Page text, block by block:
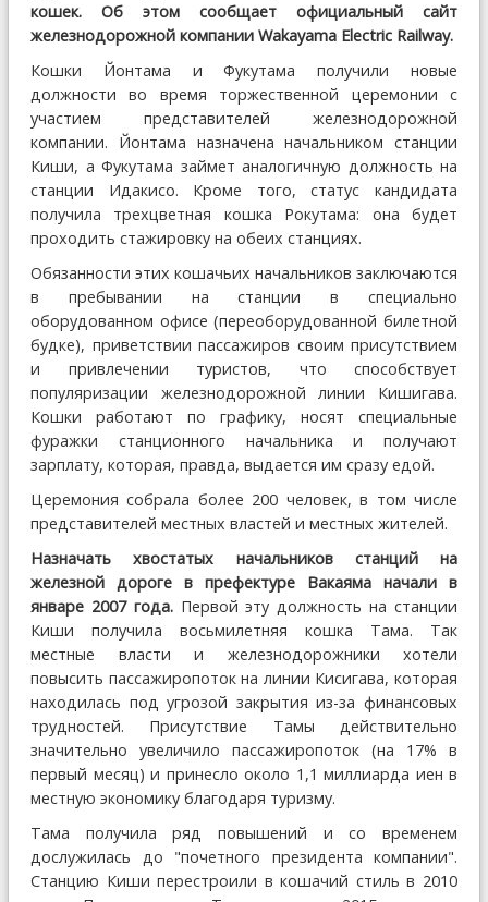
кошек. Об этом сообщает официальный сайт
железнодорожной компании Wakayama Electric Railway.
Кошки Йонтама и Фукутама получили новые
должности во время торжественной церемонии с
участием представителей железнодорожной
компании. Йонтама назначена начальником станции
Киши, а Фукутама займет аналогичную должность на
станции Идакисо. Кроме того, статус кандидата
получила трехцветная кошка Рокутама: она будет
проходить стажировку на обеих станциях.
Обязанности этих кошачьих начальников заключаются
в пребывании на станции в специально
оборудованном офисе (переоборудованной билетной
будке), приветствии пассажиров своим присутствием
и привлечении туристов, что способствует
популяризации железнодорожной линии Кишигава.
Кошки работают по графику, носят специальные
фуражки станционного начальника и получают
зарплату, которая, правда, выдается им сразу едой.
Церемония собрала более 200 человек, в том числе
представителей местных властей и местных жителей.
Назначать хвостатых начальников станций на
железной дороге в префектуре Вакаяма начали в
январе 2007 года.Первой эту должность на станции
Киши получила восьмилетняя кошка Тама. Так
местные власти и железнодорожники хотели
повысить пассажиропоток на линии Кисигава, которая
находилась под угрозой закрытия из-за финансовых
трудностей. Присутствие Тамы действительно
значительно увеличило пассажиропоток (на 17% в
первый месяц) и принесло около 1,1 миллиарда иен в
местную экономику благодаря туризму.
Тама получила ряд повышений и со временем
дослужилась до "почетного президента компании".
Станцию Киши перестроили в кошачий стиль в 2010